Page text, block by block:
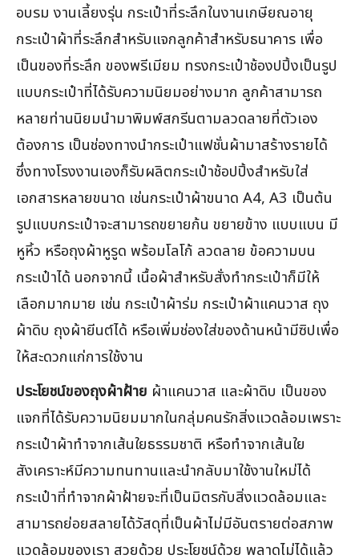
อบรม งานเลี้ยงรุ่น กระเป๋าที่ระลึกในงานเกษียณอายุ
กระเป๋าผ้าที่ระลึกสำหรับแจกลูกค้าสำหรับธนาคาร เพื่อ
เป็นของที่ระลึก ของพรีเมียม ทรงกระเป๋าช้องปปิ้งเป็นรูป
แบบกระเป๋าที่ได้รับความนิยมอย่างมาก ลูกค้าสามารถ
หลายท่านนิยมนำมาพิมพ์สกรีนตามลวดลายที่ตัวเอง
ต้องการ เป็นช่องทางนำกระเป๋าแฟชั่นผ้ามาสร้างรายได้
ซึ่งทางโรงงานเองก็รับผลิตกระเป๋าช้อปปิ้งสำหรับใส่
เอกสารหลายขนาด เช่นกระเป๋าผ้าขนาด A4, A3 เป็นต้น
รูปแบบกระเป๋าจะสามารถขยายก้น ขยายข้าง แบบแบน มี
หูหิ้ว หรือถุงผ้าหูรูด พร้อมโลโก้ ลวดลาย ข้อความบน
กระเป๋าได้ นอกจากนี้ เนื้อผ้าสำหรับสั่งทำกระเป๋าก็มีให้
เลือกมากมาย เช่น กระเป๋าผ้าร่ม กระเป๋าผ้าแคนวาส ถุง
ผ้าดิบ ถุงผ้ายีนต์ได้ หรือเพิ่มช่องใส่ของด้านหน้ามีซิปเพื่อ
ให้สะดวกแก่การใช้งาน
ประโยชน์ของถุงผ้าฝ้าย ผ้าแคนวาส และผ้าดิบ เป็นของ
แจกที่ได้รับความนิยมมากในกลุ่มคนรักสิ่งแวดล้อมเพราะ
กระเป๋าผ้าทำจากเส้นใยธรรมชาติ หรือทำจากเส้นใย
สังเคราะห์มีความทนทานและนำกลับมาใช้งานใหม่ได้
กระเป๋าที่ทำจากผ้าฝ้ายจะที่เป็นมิตรกับสิ่งแวดล้อมและ
สามารถย่อยสลายได้วัสดุที่เป็นผ้าไม่มีอันตรายต่อสภาพ
แวดล้อมของเรา สวยด้วย ประโยชน์ด้วย พลาดไม่ได้แล้ว